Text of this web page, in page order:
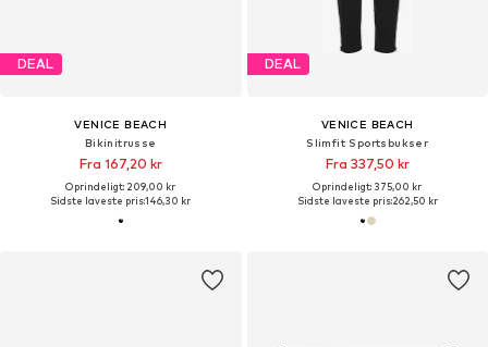
DEAL
VENICE BEACH
Bikinitrusse
Fra 167,20 kr
Oprindeligt: 209,00 kr
Sidste laveste pris:146,30 kr
DEAL
VENICE BEACH
Slimfit Sportsbukser
Fra 337,50 kr
Oprindeligt: 375,00 kr
Sidste laveste pris:262,50 kr